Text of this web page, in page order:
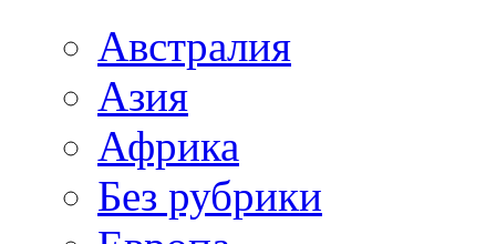
Австралия
Азия
Африка
Без рубрики